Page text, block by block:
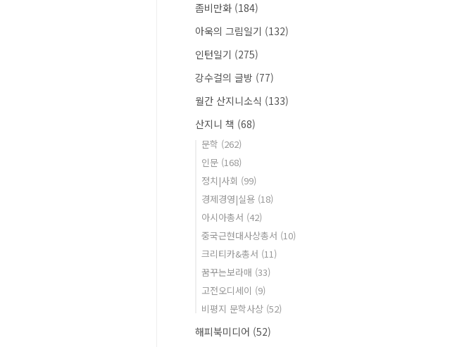
좀비만화 (184)
아욱의 그림일기 (132)
인턴일기 (275)
강수걸의 글방 (77)
월간 산지니소식 (133)
산지니 책 (68)
문학 (262)
인문 (168)
정치|사회 (99)
경제경영|실용 (18)
아시아총서 (42)
중국근현대사상총서 (10)
크리티카&총서 (11)
꿈꾸는보라매 (33)
고전오디세이 (9)
비평지 문학사상 (52)
해피북미디어 (52)